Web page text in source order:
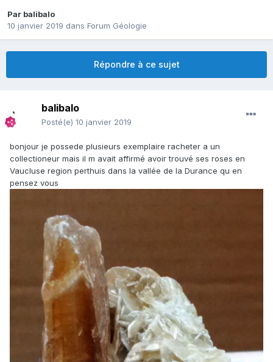
Par balibalo
10 janvier 2019 dans Forum Géologie
Répondre à ce sujet
balibalo
Posté(e) 10 janvier 2019
bonjour je possede plusieurs exemplaire racheter a un
collectioneur mais il m avait affirmé avoir trouvé ses roses en
Vaucluse region perthuis dans la vallée de la Durance qu en
pensez vous